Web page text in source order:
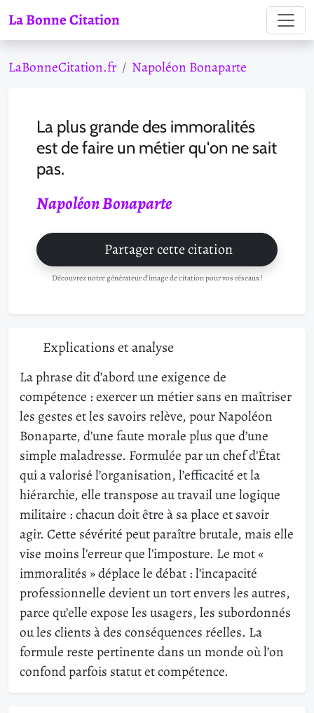
La Bonne Citation
LaBonneCitation.fr Napoléon Bonaparte
La plus grande des immoralités
est de faire un métier qu'on ne sait
pas.
Napoléon Bonaparte
Partager cette citation
Découvrez notre générateur d'image de citation pour vos réseaux !
Explications et analyse
La phrase dit d’abord une exigence de
compétence : exercer un métier sans en maîtriser
les gestes et les savoirs relève, pour Napoléon
Bonaparte, d’une faute morale plus que d’une
simple maladresse. Formulée par un chef d’État
qui a valorisé l’organisation, l’efficacité et la
hiérarchie, elle transpose au travail une logique
militaire : chacun doit être à sa place et savoir
agir. Cette sévérité peut paraître brutale, mais elle
vise moins l’erreur que l’imposture. Le mot «
immoralités » déplace le débat : l’incapacité
professionnelle devient un tort envers les autres,
parce qu’elle expose les usagers, les subordonnés
ou les clients à des conséquences réelles. La
formule reste pertinente dans un monde où l’on
confond parfois statut et compétence.